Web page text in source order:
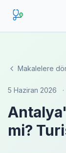
Makalelere
5 Haziran 2026 ·
mi?